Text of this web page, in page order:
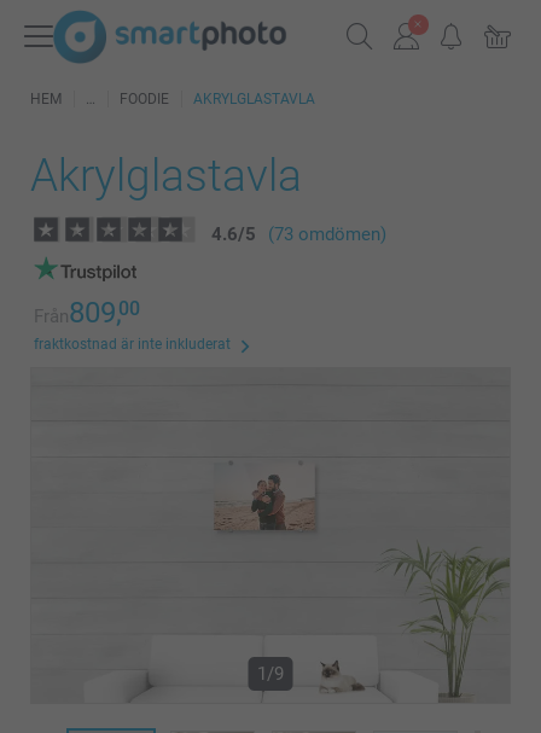
HEM FOODIE AKRYLGLASTAVLA
Akrylglastavla
4.6/5 (73 omdömen)
Från809,00
fraktkostnad är inte inkluderat
1/9